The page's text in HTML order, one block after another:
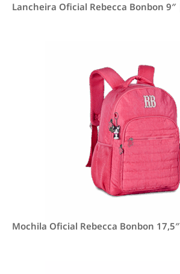
Lancheira Oficial Rebecca Bonbon 9″
Mochila Oficial Rebecca Bonbon